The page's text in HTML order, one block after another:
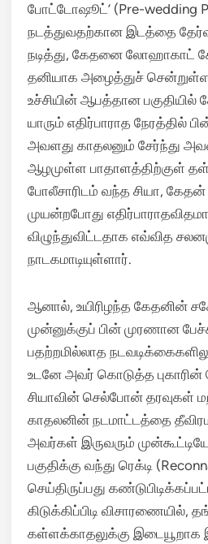
போட்டோஷூட்’ (Pre-wedding
நடத்துவதற்கான இடத்தை
நடித்து, கேதனை லோஹாகாட்
தனியாக அழைத்துச்
உச்சியின் ஆபத்தான
யாரும் எதிர்பாராத நேரத்தில்
அவளது காதலனும் சேர்ந்து
ஆழமுள்ள பாதாளத்திற்குள்
போலீசாரிடம் வந்த சியா, கேதன்
முயன்றபோது
விழுந்துவிட்டதாக எவ்வித
நாடகமாடியுள்ளார்.
ஆனால், உயிரிழந்த கேதனின்
முன்னுக்குப் பின் முரணான
பதற்றமில்லாத
உடனே அவர் கொடுத்த புகாரின்
சியாவின் செல்போன் தரவுகள்
காதலனின் நடமாட்டத்தை
அவர்கள் இருவரும்
பகுதிக்கு வந்து ரெக்டி
செய்திருப்பது
கிடுக்கிப்பிடி விசாரணையில்,
கள்ளக்காதலுக்கு இடையூறாக